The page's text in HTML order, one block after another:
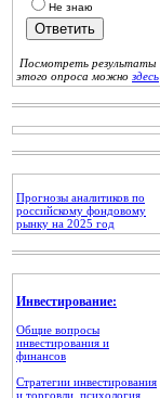
Не знаю
Посмотреть результаты
этого опроса можно здесь
Прогнозы аналитиков по
российскому фондовому
рынку на 2025 год
Инвестирование:
Общие вопросы
инвестирования и
финансов
Стратегии инвестирования
и торговли, психология